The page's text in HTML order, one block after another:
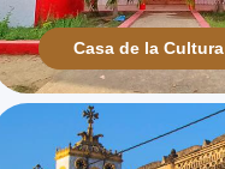
Casa de la Cultura